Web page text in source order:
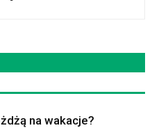
na wakacje?